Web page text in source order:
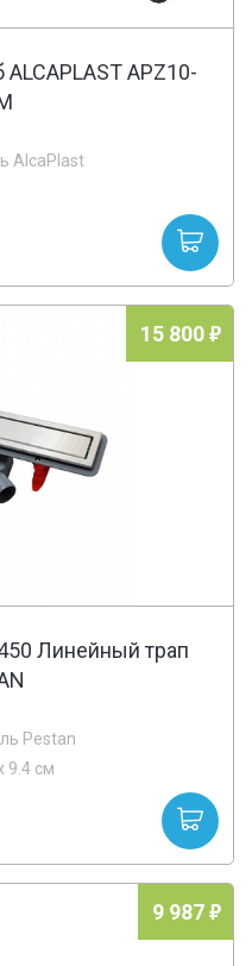
APZ10-
AlcaPlast
15 800
Линейный трап
Pestan
9.4 см
9 987